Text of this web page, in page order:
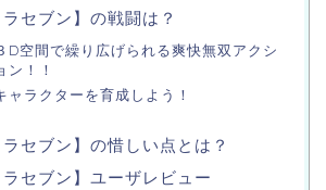
ラセブン】の戦闘は？
D空間で繰り広げられる爽快無双アクシ
ン！！
ャラクターを育成しよう！
ラセブン】の惜しい点とは？
ラセブン】ユーザレビュー